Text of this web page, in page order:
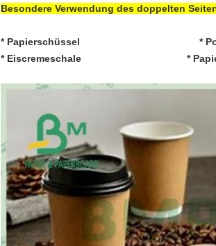
Besondere Verwendung des doppelten
* Papierschüssel
*
* Eiscremeschale
*